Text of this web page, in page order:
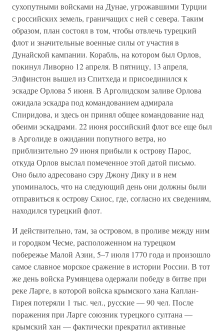
сухопутными войсками на Дунае, угрожавшими Турции
с российских земель, граничащих с ней с севера. Таким
образом, план состоял в том, чтобы отвлечь турецкий
флот и значительные военные силы от участия в
Дунайской кампании. Корабль, на котором был Орлов,
покинул Ливорно 12 апреля. В пятницу, 13 апреля,
Элфинстон вышел из Спитхеда и присоединился к
эскадре Орлова 5 июня. В Арголидском заливе Орлова
ожидала эскадра под командованием адмирала
Спиридова, и здесь он принял общее командование над
обеими эскадрами. 22 июня российский флот все еще был
в Арголиде в ожидании попутного ветра, но
приблизительно 29 июня прибыли к острову Парос,
откуда Орлов выслал помеченное этой датой письмо.
Оно было адресовано сэру Джону Дику и в нем
упоминалось, что на следующий день они должны были
отправиться к острову Скиос, где, согласно их сведениям,
находился турецкий флот.
И действительно, там, за островом, в проливе между ним
и городком Чесме, расположенном на турецком
побережье Малой Азии, 5–7 июля 1770 года и произошло
самое славное морское сражение в истории России. В тот
же день войска Румянцева одержали победу в битве при
реке Ларге, в которой войска крымского хана Каплан-
Гирея потеряли 1 тыс. чел., русские — 90 чел. После
поражения при Ларге союзник турецкого султана —
крымский хан — фактически прекратил активные